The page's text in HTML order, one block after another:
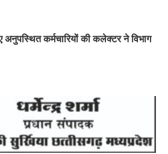
कर्मचारियों की कलेक्टर ने विभाग